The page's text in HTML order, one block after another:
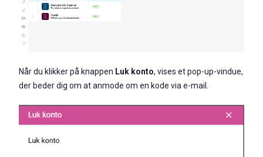
Når du klikker på knappen Luk konto, vises et pop-up-vindue,
der beder dig om at anmode om en kode via e-mail.